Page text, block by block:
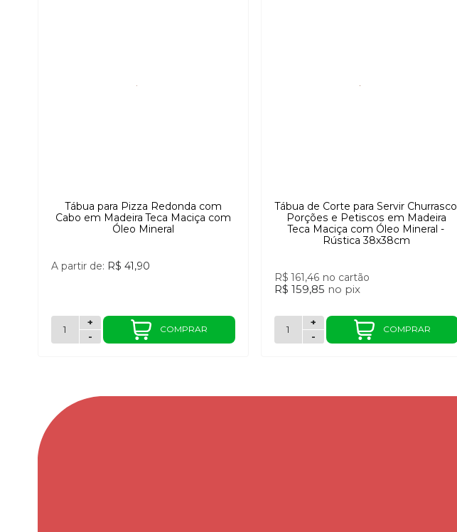
Tábua para Pizza Redonda com
Cabo em Madeira Teca Maciça com
Óleo Mineral
A partir de: R$ 41,90
-
+
COMPRAR
Tábua de Corte para Servir Churrasco
Porções e Petiscos em Madeira
Teca Maciça com Óleo Mineral -
Rústica 38x38cm
R$ 161,46 no cartão
R$ 159,85 no pix
-
+
COMPRAR